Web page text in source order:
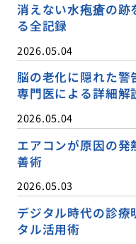
消えない水疱瘡の跡
る全記録
2026.05.04
脳の老化に隠れた警
専門医による詳細解
2026.05.04
エアコンが原因の
善術
2026.05.03
デジタル時代の診
タル活用術